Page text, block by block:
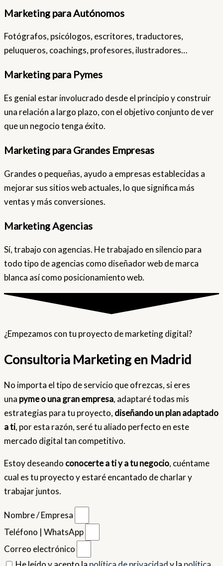
Marketing para Autónomos
Fotógrafos, psicólogos, escritores, traductores,
peluqueros, coachings, profesores, ilustradores…
Marketing para Pymes
Es genial estar involucrado desde el principio y construir
una relación a largo plazo, con el objetivo conjunto de ver
que un negocio tenga éxito.
Marketing para Grandes Empresas
Grandes o pequeñas, ayudo a empresas establecidas a
mejorar sus sitios web actuales, lo que significa más
ventas y más conversiones.
Marketing Agencias
Sí, trabajo con agencias. He trabajado en silencio para
todo tipo de agencias como diseñador web de marca
blanca así como posicionamiento web.
¿Empezamos con tu proyecto de marketing digital?
Consultoria Marketing en Madrid
No importa el tipo de servicio que ofrezcas, si eres
una pyme o una gran empresa, adaptaré todas mis
estrategias para tu proyecto, diseñando un plan adaptado
a ti, por esta razón, seré tu aliado perfecto en este
mercado digital tan competitivo.
Estoy deseando conocerte a ti y a tu negocio, cuéntame
cual es tu proyecto y estaré encantado de charlar y
trabajar juntos.
Nombre / Empresa
Teléfono | WhatsApp
Correo electrónico